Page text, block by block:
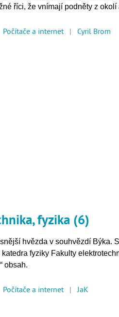
říci, že vnímají podněty z okolí
Počítače a internet| Cyril Brom
fyzika (6)
hvězda v souhvězdí Býka.
fyziky Fakulty
obsah.
Počítače a internet|JaK